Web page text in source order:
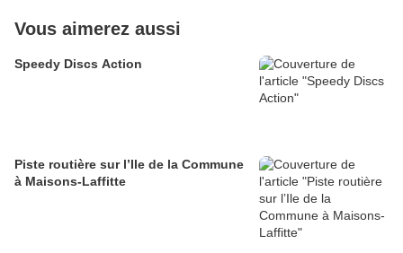
Vous aimerez aussi
Speedy Discs Action
Piste routière sur l’Ile de la Commune
à Maisons-Laffitte